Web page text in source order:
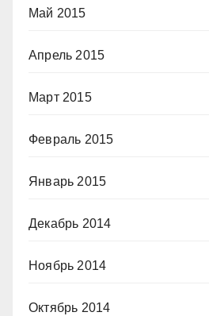
Май 2015
Апрель 2015
Март 2015
Февраль 2015
Январь 2015
Декабрь 2014
Ноябрь 2014
Октябрь 2014